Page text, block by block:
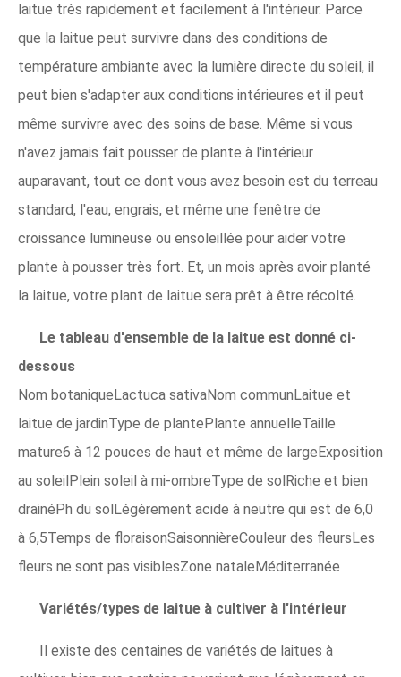
laitue très rapidement et facilement à l'intérieur. Parce
que la laitue peut survivre dans des conditions de
température ambiante avec la lumière directe du soleil, il
peut bien s'adapter aux conditions intérieures et il peut
même survivre avec des soins de base. Même si vous
n'avez jamais fait pousser de plante à l'intérieur
auparavant, tout ce dont vous avez besoin est du terreau
standard, l'eau, engrais, et même une fenêtre de
croissance lumineuse ou ensoleillée pour aider votre
plante à pousser très fort. Et, un mois après avoir planté
la laitue, votre plant de laitue sera prêt à être récolté.
Le tableau d'ensemble de la laitue est donné ci-
dessous
Nom botaniqueLactuca sativaNom communLaitue et
laitue de jardinType de plantePlante annuelleTaille
mature6 à 12 pouces de haut et même de largeExposition
au soleilPlein soleil à mi-ombreType de solRiche et bien
drainéPh du solLégèrement acide à neutre qui est de 6,0
à 6,5Temps de floraisonSaisonnièreCouleur des fleursLes
fleurs ne sont pas visiblesZone nataleMéditerranée
Variétés/types de laitue à cultiver à l'intérieur
Il existe des centaines de variétés de laitues à